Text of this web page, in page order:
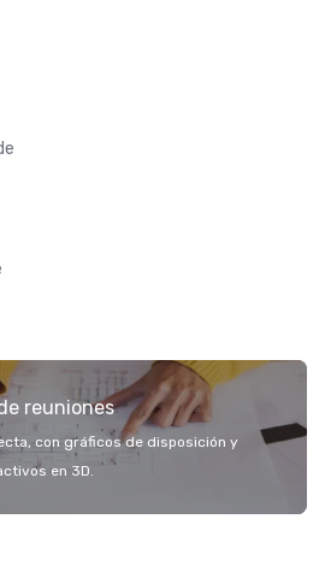
reuniones
con gráficos de disposición y
en 3D.